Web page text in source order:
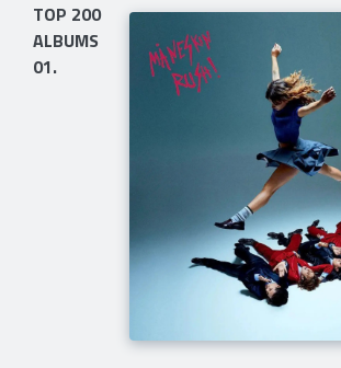
TOP 200
ALBUMS
01.